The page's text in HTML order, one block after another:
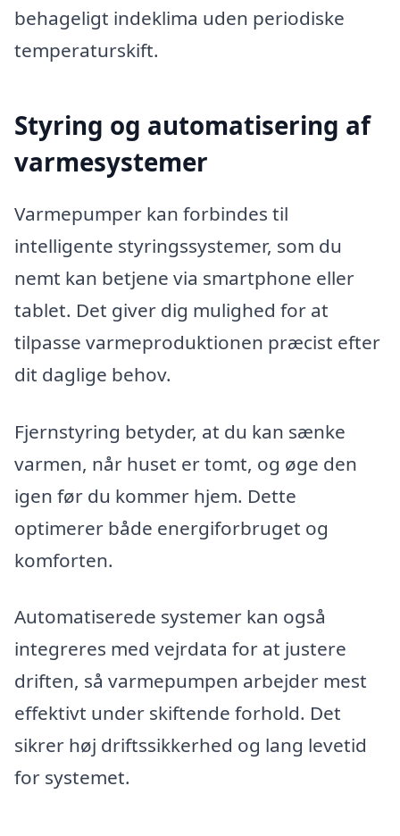
behageligt indeklima uden periodiske
temperaturskift.
Styring og automatisering af
varmesystemer
Varmepumper kan forbindes til
intelligente styringssystemer, som du
nemt kan betjene via smartphone eller
tablet. Det giver dig mulighed for at
tilpasse varmeproduktionen præcist efter
dit daglige behov.
Fjernstyring betyder, at du kan sænke
varmen, når huset er tomt, og øge den
igen før du kommer hjem. Dette
optimerer både energiforbruget og
komforten.
Automatiserede systemer kan også
integreres med vejrdata for at justere
driften, så varmepumpen arbejder mest
effektivt under skiftende forhold. Det
sikrer høj driftssikkerhed og lang levetid
for systemet.